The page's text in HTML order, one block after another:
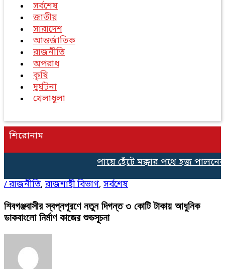
সর্বশেষ
জাতীয়
সারাদেশ
আন্তর্জাতিক
রাজনীতি
অপরাধ
কৃষি
দুর্ঘটনা
খেলাধুলা
শিরোনাম
পায়ে হেঁটে মক্কার পথে হজ পালনের
/রাজনীতি, রাজশাহী বিভাগ, সর্বশেষ
শিবগঞ্জবাসীর স্বপ্নপূরণে নতুন দিগন্ত ৩ কোটি টাকায় আধুনিক
ডাকবাংলো নির্মাণ কাজের শুভসূচনা